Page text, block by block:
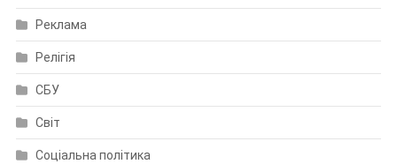
Реклама
Релігія
СБУ
Світ
Соціальна політика